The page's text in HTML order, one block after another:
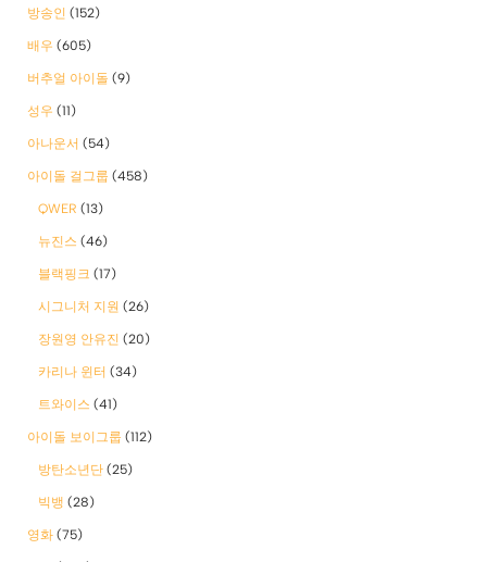
방송인 (152)
배우 (605)
버추얼 아이돌 (9)
성우 (11)
아나운서 (54)
아이돌 걸그룹 (458)
QWER (13)
뉴진스 (46)
블랙핑크 (17)
시그니처 지원 (26)
장원영 안유진 (20)
카리나 윈터 (34)
트와이스 (41)
아이돌 보이그룹 (112)
방탄소년단 (25)
빅뱅 (28)
영화 (75)